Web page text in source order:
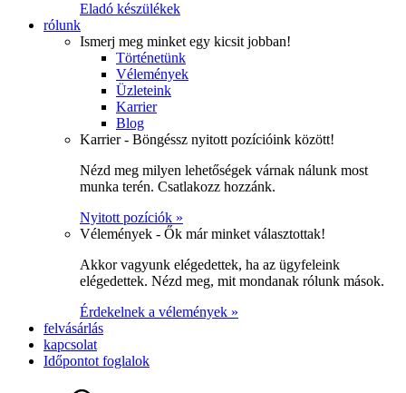
Eladó készülékek
rólunk
Ismerj meg minket egy kicsit jobban!
Történetünk
Vélemények
Üzleteink
Karrier
Blog
Karrier - Böngéssz nyitott pozícióink között!
Nézd meg milyen lehetőségek várnak nálunk most
munka terén. Csatlakozz hozzánk.
Nyitott pozíciók »
Vélemények - Ők már minket választottak!
Akkor vagyunk elégedettek, ha az ügyfeleink
elégedettek. Nézd meg, mit mondanak rólunk mások.
Érdekelnek a vélemények »
felvásárlás
kapcsolat
Időpontot foglalok